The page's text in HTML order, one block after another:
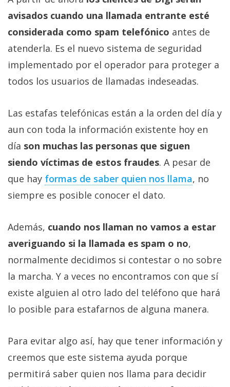
avisados cuando una llamada entrante esté
considerada como spam telefónico antes de
atenderla. Es el nuevo sistema de seguridad
implementado por el operador para proteger a
todos los usuarios de llamadas indeseadas.
Las estafas telefónicas están a la orden del día y
aun con toda la información existente hoy en
día son muchas las personas que siguen
siendo víctimas de estos fraudes. A pesar de
que hay formas de saber quien nos llama, no
siempre es posible conocer el dato.
Además, cuando nos llaman no vamos a estar
averiguando si la llamada es spam o no,
normalmente decidimos si contestar o no sobre
la marcha. Y a veces no encontramos con que sí
existe alguien al otro lado del teléfono que hará
lo posible para estafarnos de alguna manera.
Para evitar algo así, hay que tener información y
creemos que este sistema ayuda porque
permitirá saber quien nos llama para decidir